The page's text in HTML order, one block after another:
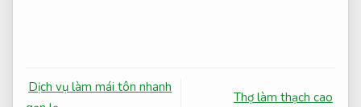
Dịch vụ làm mái tôn nhanh
Thợ làm thạch cao